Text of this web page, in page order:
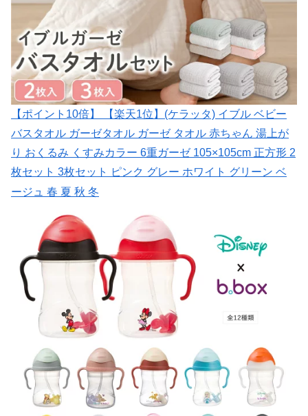
【ポイント10倍】 【楽天1位】(ケラッタ) イブル ベビー
バスタオル ガーゼタオル ガーゼ タオル 赤ちゃん 湯上が
り おくるみ くすみカラー 6重ガーゼ 105×105cm 正方形 2
枚セット 3枚セット ピンク グレー ホワイト グリーン ベ
ージュ 春 夏 秋 冬